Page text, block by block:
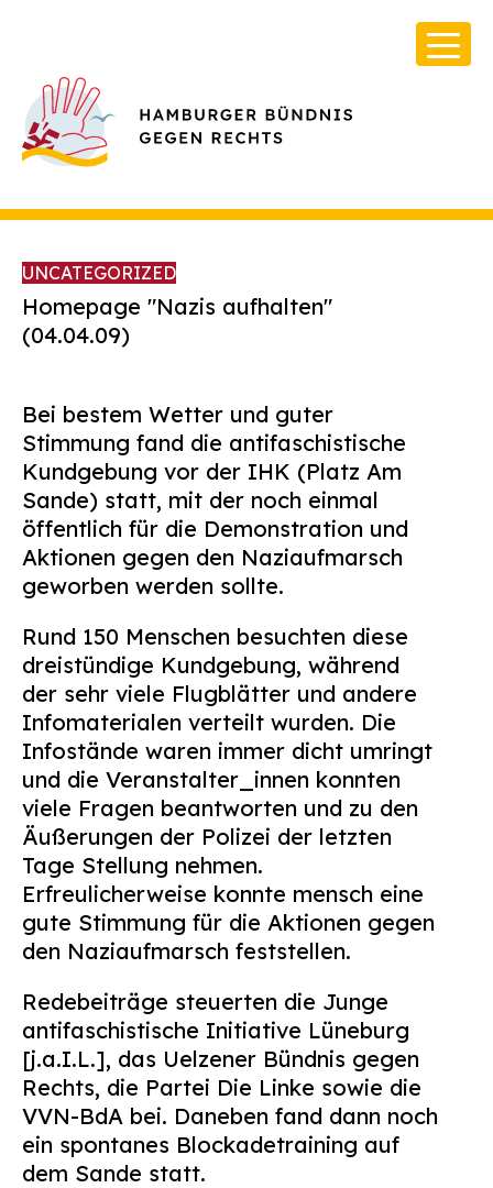
Infos & Broschüren
Archiv
Kontakt
Suchen
nach:
UNCATEGORIZED
Homepage "Nazis aufhalten"
(04.04.09)
Bei bestem Wetter und guter
Stimmung fand die antifaschistische
Kundgebung vor der IHK (Platz Am
Sande) statt, mit der noch einmal
öffentlich für die Demonstration und
Aktionen gegen den Naziaufmarsch
geworben werden sollte.
Rund 150 Menschen besuchten diese
dreistündige Kundgebung, während
der sehr viele Flugblätter und andere
Infomaterialen verteilt wurden. Die
Infostände waren immer dicht umringt
und die Veranstalter_innen konnten
viele Fragen beantworten und zu den
Äußerungen der Polizei der letzten
Tage Stellung nehmen.
Erfreulicherweise konnte mensch eine
gute Stimmung für die Aktionen gegen
den Naziaufmarsch feststellen.
Redebeiträge steuerten die Junge
antifaschistische Initiative Lüneburg
[j.a.I.L.], das Uelzener Bündnis gegen
Rechts, die Partei Die Linke sowie die
VVN-BdA bei. Daneben fand dann noch
ein spontanes Blockadetraining auf
dem Sande statt.